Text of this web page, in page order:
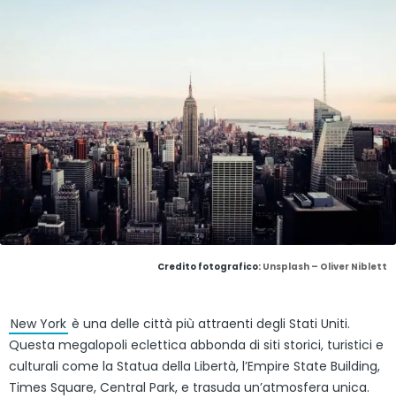
Credito fotografico: Unsplash – Oliver Niblett
New York è una delle città più attraenti degli Stati Uniti.
Questa megalopoli eclettica abbonda di siti storici, turistici e
culturali come la Statua della Libertà, l’Empire State Building,
Times Square, Central Park, e trasuda un’atmosfera unica.